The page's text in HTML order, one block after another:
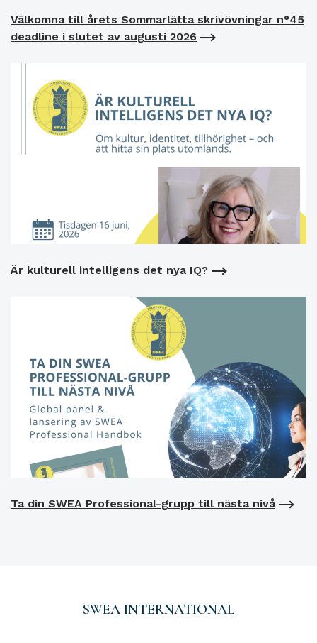
Välkomna till årets Sommarlätta skrivövningar n°45
deadline i slutet av augusti 2026
Är kulturell intelligens det nya IQ?
Ta din SWEA Professional-grupp till nästa nivå
SWEA INTERNATIONAL